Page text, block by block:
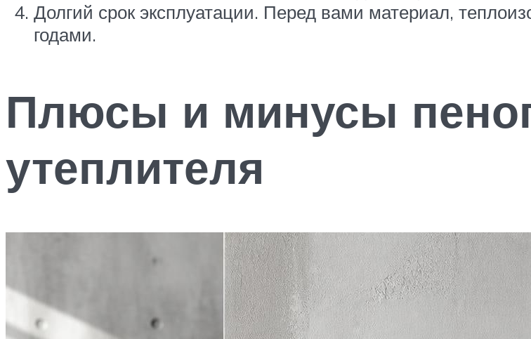
Долгий срок эксплуатации. Перед вами материал,
годами.
Плюсы и минусы
утеплителя